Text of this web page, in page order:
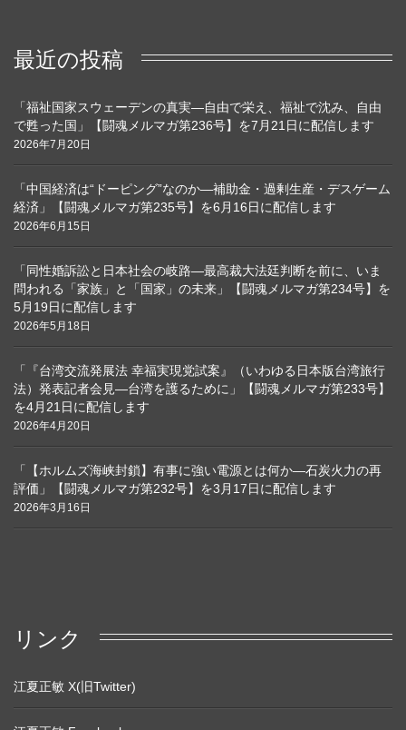
最近の投稿
「福祉国家スウェーデンの真実―自由で栄え、福祉で沈み、自由
で甦った国」【闘魂メルマガ第236号】を7月21日に配信します
2026年7月20日
「中国経済は“ドーピング”なのか―補助金・過剰生産・デスゲーム
経済」【闘魂メルマガ第235号】を6月16日に配信します
2026年6月15日
「同性婚訴訟と日本社会の岐路―最高裁大法廷判断を前に、いま
問われる「家族」と「国家」の未来」【闘魂メルマガ第234号】を
5月19日に配信します
2026年5月18日
「『台湾交流発展法 幸福実現党試案』（いわゆる日本版台湾旅行
法）発表記者会見―台湾を護るために」【闘魂メルマガ第233号】
を4月21日に配信します
2026年4月20日
「【ホルムズ海峡封鎖】有事に強い電源とは何か―石炭火力の再
評価」【闘魂メルマガ第232号】を3月17日に配信します
2026年3月16日
リンク
江夏正敏 X(旧Twitter)